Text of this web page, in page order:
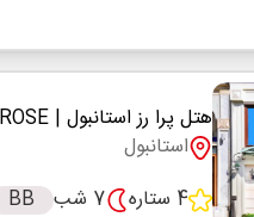
هتل پرا رز استانبول | PERA ROSE
استانبول
4 ستاره
7 شب BB